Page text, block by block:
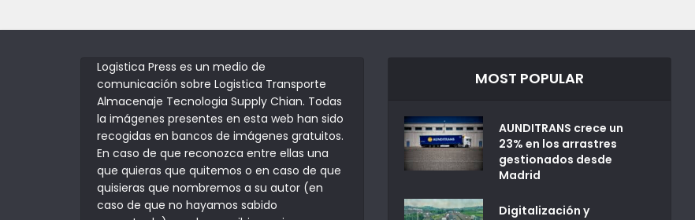
Logistica Press es un medio de
comunicación sobre Logistica Transporte
Almacenaje Tecnologia Supply Chian. Todas
la imágenes presentes en esta web han sido
recogidas en bancos de imágenes gratuitos.
En caso de que reconozca entre ellas una
que quieras que quitemos o en caso de que
quisieras que nombremos a su autor (en
caso de que no hayamos sabido
MOST POPULAR
AUNDITRANS crece un
23% en los arrastres
gestionados desde
Madrid
Digitalización y